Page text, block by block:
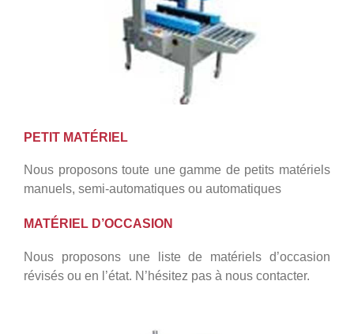
PETIT MATÉRIEL
Nous proposons toute une gamme de petits matériels
manuels, semi-automatiques ou automatiques
MATÉRIEL D’OCCASION
Nous proposons une liste de matériels d’occasion
révisés ou en l’état. N’hésitez pas à nous contacter.